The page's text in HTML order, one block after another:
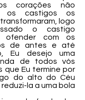
corações não
os castigos os
logo
o castigo
ofender com os
de antes e até
Eu desejo uma
de todos vós
que Eu termine por
do alto do Céu
la a uma bola